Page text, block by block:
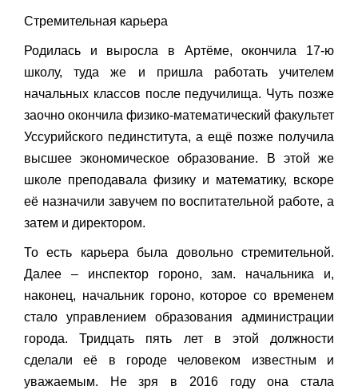
Стремительная карьера
Родилась и выросла в Артёме, окончила 17-ю
школу, туда же и пришла работать учителем
начальных классов после педучилища. Чуть позже
заочно окончила физико-математический факультет
Уссурийского пединститута, а ещё позже получила
высшее экономическое образование. В этой же
школе преподавала физику и математику, вскоре
её назначили завучем по воспитательной работе, а
затем и директором.
То есть карьера была довольно стремительной.
Далее – инспектор гороно, зам. начальника и,
наконец, начальник гороно, которое со временем
стало управлением образования администрации
города. Тридцать пять лет в этой должности
сделали её в городе человеком известным и
уважаемым. Не зря в 2016 году она стала